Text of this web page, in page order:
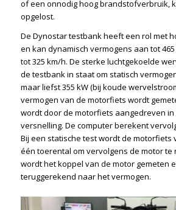
of een onnodig hoog brandstofverbruik,
opgelost.
De Dynostar testbank heeft een rol met
en kan dynamisch vermogens aan tot
tot 325 km/h. De sterke luchtgekoelde
de testbank in staat om statisch
maar liefst 355 kW (bij koude
vermogen van de motorfiets wordt
wordt door de motorfiets aangedreven
versnelling. De computer berekent
Bij een statische test wordt de motorfiets
één toerental om vervolgens de motor te
wordt het koppel van de motor gemeten
teruggerekend naar het vermogen.